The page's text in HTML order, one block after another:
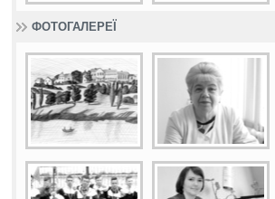
ФОТОГАЛЕРЕЇ